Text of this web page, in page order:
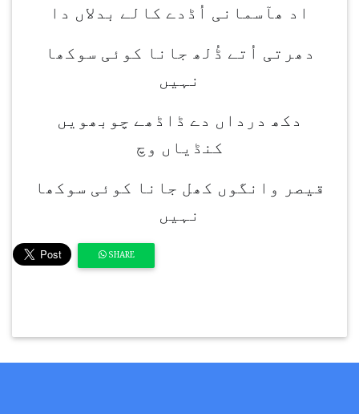
اد ھآسمانی اُڈدے کالے بدلاں دا
دھرتی اُتے ڈُلھ جانا کوئی سوکھا
نہیں
دکھ درداں دے ڈاڈھے چوبھویں
کنڈیاں وچ
قیصر وانگوں کھل جانا کوئی سوکھا
نہیں
SHARE